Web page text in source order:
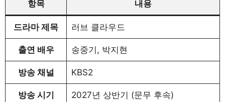
항목 내용
드라마 제목 러브 클라우드
출연 배우 송중기, 박지현
방송 채널 KBS2
방송 시기 2027년 상반기 (문무 후속)